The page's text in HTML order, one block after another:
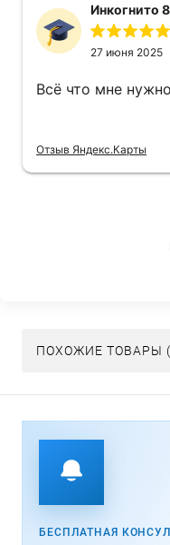
Инкогнито
27 июня 2025
Всё что мне
Отзыв Яндекс.Карты
ПОХОЖИЕ ТОВАРЫ
БЕСПЛАТНАЯ